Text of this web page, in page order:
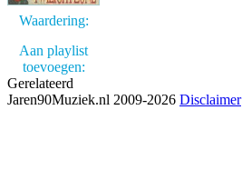
Waardering:
Aan playlist
toevoegen:
Gerelateerd
Jaren90Muziek.nl 2009-2026 Disclaimer